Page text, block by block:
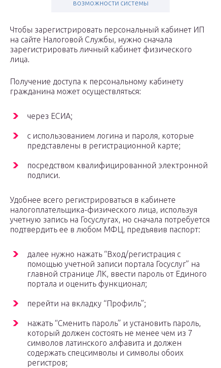
возможности системы
Чтобы зарегистрировать персональный кабинет ИП
на сайте Налоговой Службы, нужно сначала
зарегистрировать личный кабинет физического
лица.
Получение доступа к персональному кабинету
гражданина может осуществляться:
через ЕСИА;
с использованием логина и пароля, которые
представлены в регистрационной карте;
посредством квалифицированной электронной
подписи.
Удобнее всего регистрироваться в кабинете
налогоплательщика-физического лица, используя
учетную запись на Госуслугах, но сначала потребуется
подтвердить ее в любом МФЦ, предъявив паспорт:
далее нужно нажать “Вход/регистрация с
помощью учетной записи портала Госуслуг” на
главной странице ЛК, ввести пароль от Единого
портала и оценить функционал;
перейти на вкладку “Профиль”;
нажать “Сменить пароль” и установить пароль,
который должен состоять не менее чем из 7
символов латинского алфавита и должен
содержать спецсимволы и символы обоих
регистров;